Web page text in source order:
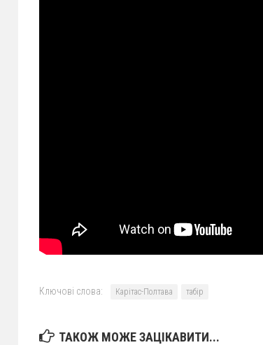
Ключові слова: Карітас-Полтава табір
ТАКОЖ МОЖЕ ЗАЦІКАВИТИ...